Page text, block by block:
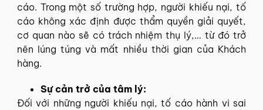
cáo. Trong một số trường hợp, người khiếu nại, tố
cáo không xác định được thẩm quyền giải quyết,
cơ quan nào sẽ có trách nhiệm thụ lý,… từ đó trở
nên lúng túng và mất nhiều thời gian của Khách
hàng.
Sự cản trở của tâm lý:
Đối với những người khiếu nại, tố cáo hành vi sai